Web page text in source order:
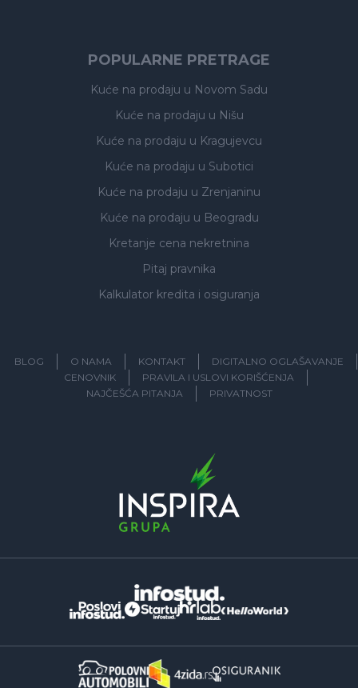
POPULARNE PRETRAGE
Kuće na prodaju u Novom Sadu
Kuće na prodaju u Nišu
Kuće na prodaju u Kragujevcu
Kuće na prodaju u Subotici
Kuće na prodaju u Zrenjaninu
Kuće na prodaju u Beogradu
Kretanje cena nekretnina
Pitaj pravnika
Kalkulator kredita i osiguranja
BLOG O NAMA KONTAKT
DIGITALNO OGLAŠAVANJE
CENOVNIK
PRAVILA I USLOVI KORIŠĆENJA
NAJČEŠĆA PITANJA
PRIVATNOST